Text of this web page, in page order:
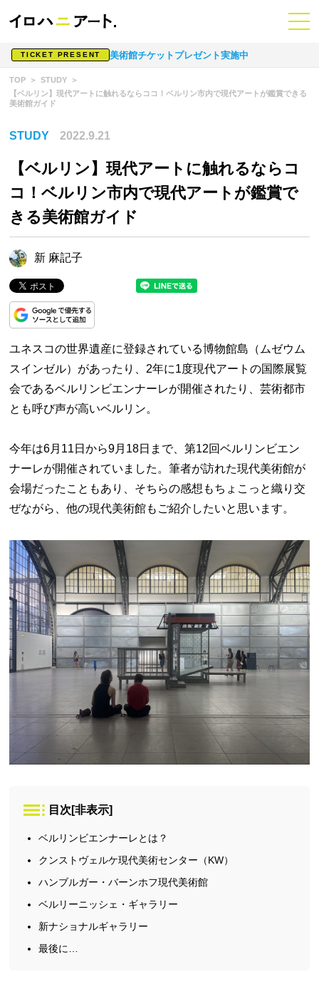
TICKET PRESENT 美術館チケットプレゼント実施中
TOP
STUDY
【ベルリン】現代アートに触れるならココ！ベルリン市内で現代アートが鑑賞できる
美術館ガイド
STUDY 2022.9.21
【ベルリン】現代アートに触れるならコ
コ！ベルリン市内で現代アートが鑑賞で
きる美術館ガイド
新 麻記子
ユネスコの世界遺産に登録されている博物館島（ムゼウム
スインゼル）があったり、2年に1度現代アートの国際展覧
会であるベルリンビエンナーレが開催されたり、芸術都市
とも呼び声が高いベルリン。
今年は6月11日から9月18日まで、第12回ベルリンビエン
ナーレが開催されていました。筆者が訪れた現代美術館が
会場だったこともあり、そちらの感想もちょこっと織り交
ぜながら、他の現代美術館もご紹介したいと思います。
目次 [非表示]
ベルリンビエンナーレとは？
クンストヴェルケ現代美術センター（KW）
ハンブルガー・バーンホフ現代美術館
ベルリーニッシェ・ギャラリー
新ナショナルギャラリー
最後に…